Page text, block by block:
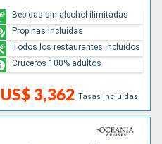
US$ 3,362 Tasas incluidas
Bebidas sin alcohol ilimitadas
Propinas incluidas
Todos los restaurantes incluidos
Cruceros 100% adultos